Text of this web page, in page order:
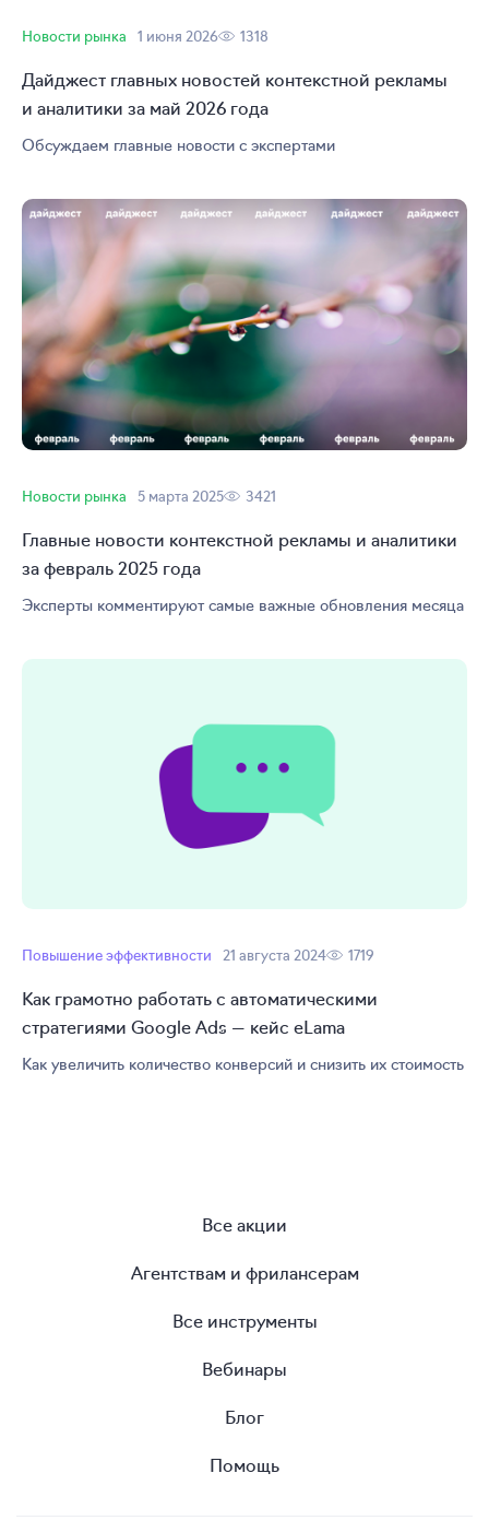
Новости рынка 1 июня 2026 1318
Дайджест главных новостей контекстной рекламы
и аналитики за май 2026 года
Обсуждаем главные новости с экспертами
Новости рынка 5 марта 2025 3421
Главные новости контекстной рекламы и аналитики
за февраль 2025 года
Эксперты комментируют самые важные обновления месяца
Повышение эффективности 21 августа 2024 1719
Как грамотно работать с автоматическими
стратегиями Google Ads — кейс eLama
Как увеличить количество конверсий и снизить их стоимость
Все акции
Агентствам и фрилансерам
Все инструменты
Вебинары
Блог
Помощь